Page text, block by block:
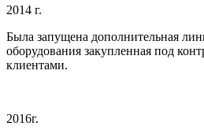
2014 г.
Была запущена дополнительная
оборудования закупленная под
клиентами.
2016г.